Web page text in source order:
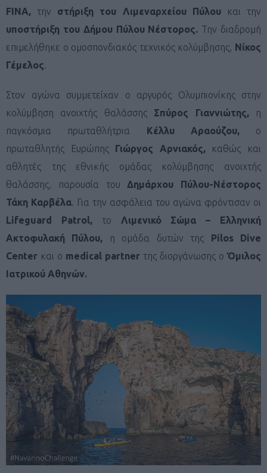
FINA, την στήριξη του Λιμεναρχείου Πύλουκαι την
υποστήριξη του Δήμου Πύλου Νέστορος. Την διαδρομή
επιμελήθηκε ο ομοσπονδιακός τεχνικός κολύμβησης, Νίκος
Γέμελος.
Στον αγώνα συμμετείχαν ο αργυρός Ολυμπιονίκης στην
κολύμβηση ανοιχτής θαλάσσης Σπύρος Γιαννιώτης,η
παγκόσμια πρωταθλήτρια
Κέλλυ Αραούζου,ο
πρωταθλητής Ευρώπης
Γιώργος Αρνιακός, καθώς και
αθλητές της εθνικής ομάδας κολύμβησης ανοιχτής
θαλάσσης, παρουσία του Δημάρχου Πύλου-Νέστορος
Τάκη Καρβέλα. Για την ασφάλεια του αγώνα φρόντισαν οι
Lifeguard Patrol,το Λιμενικό Σώμα – Ελληνική
Ακτοφυλακή Πύλου,
η ομάδα δυτών της Pilos
Dive
Center και ο medical partner της διοργάνωσης ο Όμιλος
Ιατρικού Αθηνών.